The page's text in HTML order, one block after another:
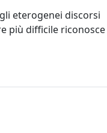
eterogenei discorsi
più difficile riconosce